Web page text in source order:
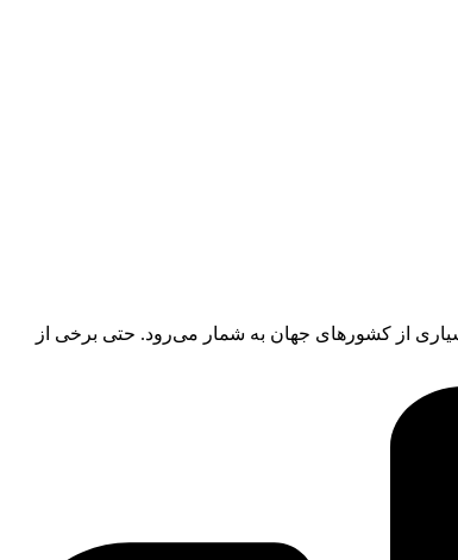
از کشورهای جهان به شمار می‌رود. حتی برخی از